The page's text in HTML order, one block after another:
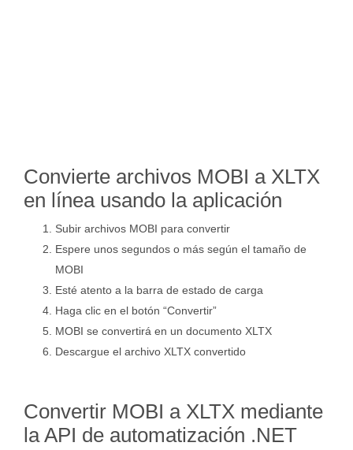
Convierte archivos MOBI a XLTX
en línea usando la aplicación
Subir archivos MOBI para convertir
Espere unos segundos o más según el tamaño de
MOBI
Esté atento a la barra de estado de carga
Haga clic en el botón “Convertir”
MOBI se convertirá en un documento XLTX
Descargue el archivo XLTX convertido
Convertir MOBI a XLTX mediante
la API de automatización .NET